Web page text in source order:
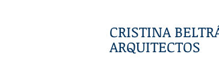
CRISTINA
ARQUITECTOS